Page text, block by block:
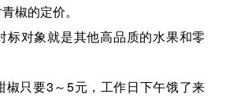
椒的定价。
标对象就是其他高品质的水果和零
椒只要3～5元，工作日下午饿了来